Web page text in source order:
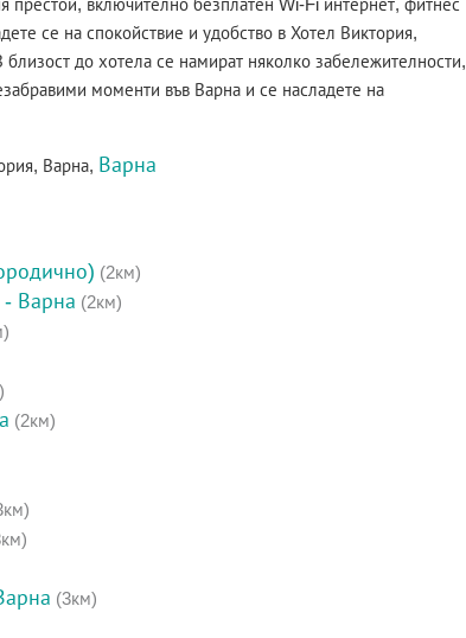
включително безплатен Wi-Fi интернет, фитнес
се на спокойствие и удобство в Хотел Виктория,
близост до хотела се намират няколко забележителности,
моменти във Варна и се насладете на
Варна, Варна
(2км)
- Варна (2км)
(2км)
(3км)